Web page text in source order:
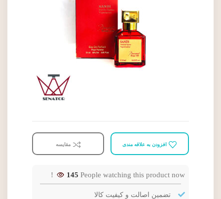
افزودن به علاقه مندی مقایسه
145 People watching this product now!
تضمین اصالت و کیفیت کالا